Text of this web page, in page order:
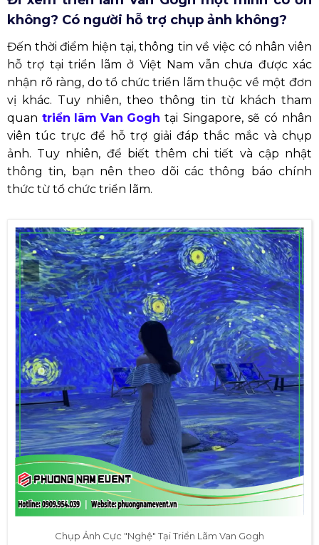
không? Có người hỗ trợ chụp ảnh không?
Đến thời điểm hiện tại, thông tin về việc có nhân viên
hỗ trợ tại triển lãm ở Việt Nam vẫn chưa được xác
nhận rõ ràng, do tổ chức triển lãm thuộc về một đơn
vị khác. Tuy nhiên, theo thông tin từ khách tham
quantriển lãm Van Gogh tại Singapore, sẽ có nhân
viên túc trực để hỗ trợ giải đáp thắc mắc và chụp
ảnh. Tuy nhiên, để biết thêm chi tiết và cập nhật
thông tin, bạn nên theo dõi các thông báo chính
thức từ tổ chức triển lãm.
Chụp Ảnh Cực "Nghệ" Tại Triển Lãm Van Gogh